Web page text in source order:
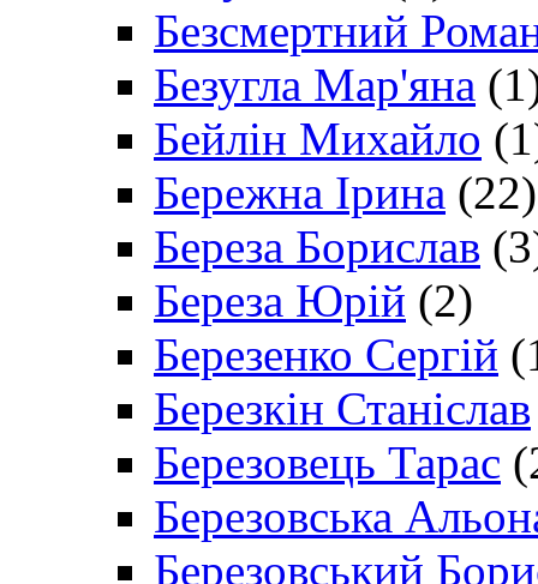
Безсмертний
Безугла Мар'яна
Бейлін Михайло
Бережна Ірина (22)
Береза Борислав
Береза Юрій (2)
Березенко Сергій
Березкін Станіслав
Березовець Тарас
Березовська
Березовський